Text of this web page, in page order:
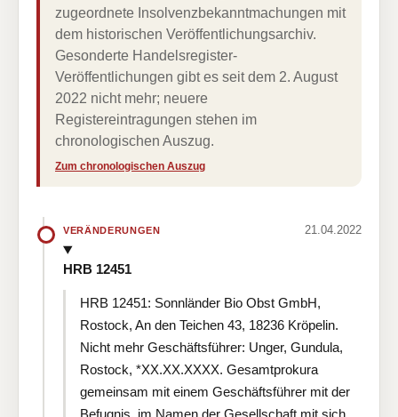
zugeordnete Insolvenzbekanntmachungen mit
dem historischen Veröffentlichungsarchiv.
Gesonderte Handelsregister-
Veröffentlichungen gibt es seit dem 2. August
2022 nicht mehr; neuere
Registereintragungen stehen im
chronologischen Auszug.
Zum chronologischen Auszug
VERÄNDERUNGEN 21.04.2022
HRB 12451
HRB 12451: Sonnländer Bio Obst GmbH,
Rostock, An den Teichen 43, 18236 Kröpelin.
Nicht mehr Geschäftsführer: Unger, Gundula,
Rostock, *XX.XX.XXXX. Gesamtprokura
gemeinsam mit einem Geschäftsführer mit der
Befugnis, im Namen der Gesellschaft mit sich